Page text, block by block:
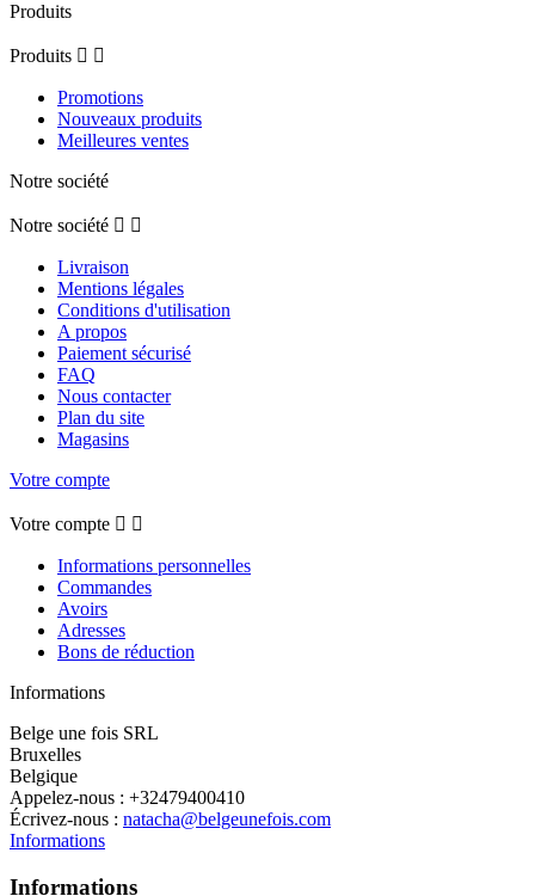
Produits
Produits  
Promotions
Nouveaux produits
Meilleures ventes
Notre société
Notre société  
Livraison
Mentions légales
Conditions d'utilisation
A propos
Paiement sécurisé
FAQ
Nous contacter
Plan du site
Magasins
Votre compte
Votre compte  
Informations personnelles
Commandes
Avoirs
Adresses
Bons de réduction
Informations
Belge une fois SRL
Bruxelles
Belgique
Appelez-nous : +32479400410
Écrivez-nous : natacha@belgeunefois.com
Informations
Informations